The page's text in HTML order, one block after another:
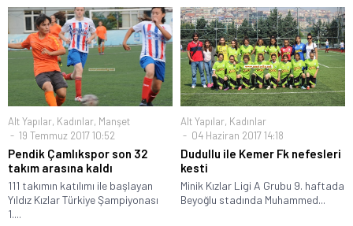
Alt Yapılar, Kadınlar, Manşet
19 Temmuz 2017 10:52
Pendik Çamlıkspor son 32
takım arasına kaldı
111 takımın katılımı ile başlayan
Yıldız Kızlar Türkiye Şampiyonası
1....
Alt Yapılar, Kadınlar
04 Haziran 2017 14:18
Dudullu ile Kemer Fk nefesleri
kesti
Minik Kızlar Ligi A Grubu 9. haftada
Beyoğlu stadında Muhammed...